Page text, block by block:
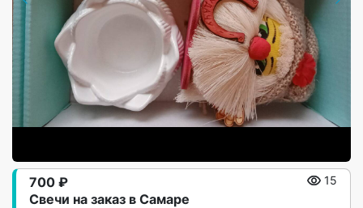
Свечи на заказ в Самаре
700 ₽ 15